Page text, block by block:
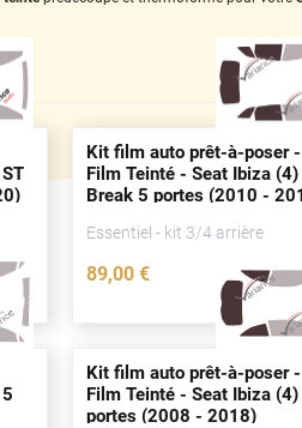
SEA
Kit film auto prêt-à-poser -
Film Teinté - Seat Ibiza (4)
Break 5portes (2010 -
Essentiel - kit 3/4 arrière
89,00 €
Kit film auto prêt-à-poser -
Film Teinté - Seat Ibiza (4)
portes (2008 - 2018)